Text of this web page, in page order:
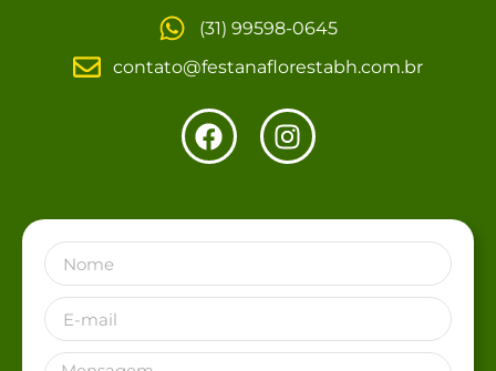
(31) 99598-0645
contato@festanaflorestabh.com.br